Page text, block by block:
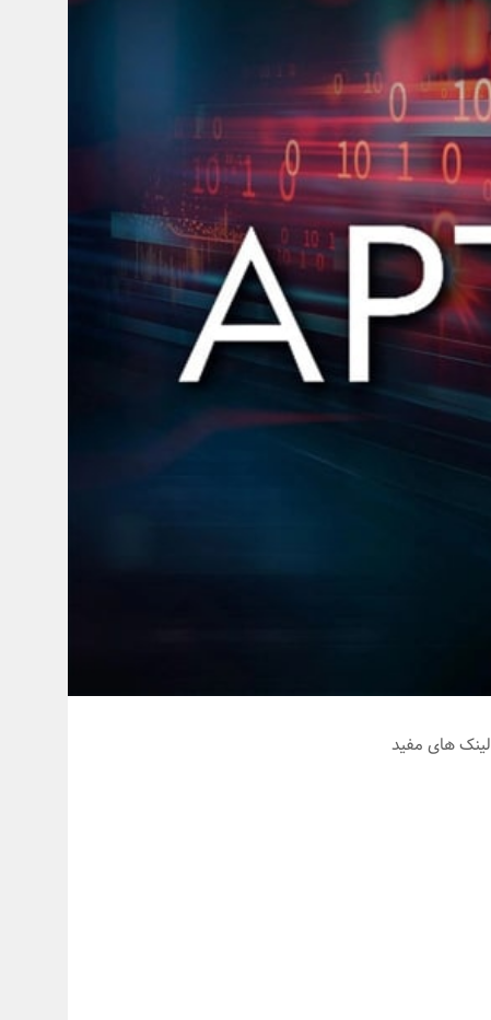
لینک های مفید